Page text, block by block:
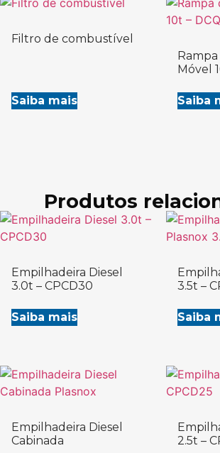
Filtro de combustível
Saiba mais
Móvel
Saiba
Produtos
Empilhadeira Diesel
3.0t – CPCD30
Saiba mais
3.5t –
Saiba
Empilhadeira Diesel
Cabinada
2.5t –